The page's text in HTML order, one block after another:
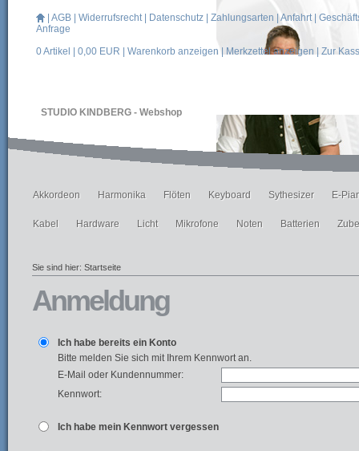
STUDIO KINDBERG - Webshop
AGB Widerrufsrecht| Datenschutz Zahlungsarten |Anfahrt|
Anfrage
0Artikel | 0,00 EUR | Warenkorb anzeigen Merkzettel anzeigen Zur
Akkordeon Harmonika Flöten Keyboard Sythesizer E-
Kabel Hardware Licht Mikrofone Noten Batterien
Sie sind hier: Startseite
Anmeldung
Ich habe bereits ein Konto
Bitte melden Sie sich mit Ihrem Kennwort an.
E-Mail oder Kundennummer:
Kennwort:
Ich habe mein Kennwort vergessen